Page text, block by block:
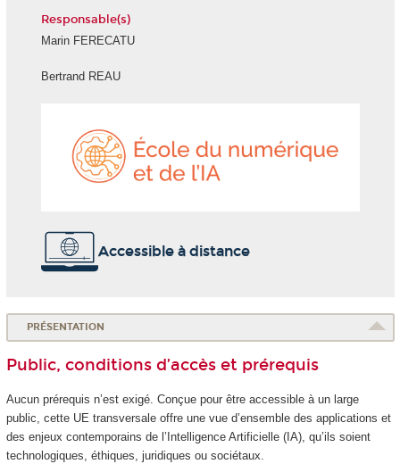
Responsable(s)
Marin FERECATU
Bertrand REAU
Accessible à distance
PRÉSENTATION
Public, conditions d’accès et prérequis
Aucun prérequis n’est exigé. Conçue pour être accessible à un large
public, cette UE transversale offre une vue d’ensemble des applications et
des enjeux contemporains de l’Intelligence Artificielle (IA), qu’ils soient
technologiques, éthiques, juridiques ou sociétaux.